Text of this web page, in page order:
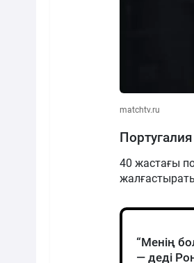
matchtv.ru
40 жастағы
“Менің
— деді